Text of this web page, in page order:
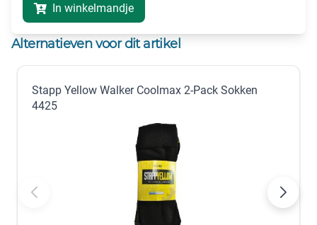
In winkelmandje
Alternatieven voor dit artikel
Stapp Yellow Walker Coolmax 2-Pack Sokken
4425